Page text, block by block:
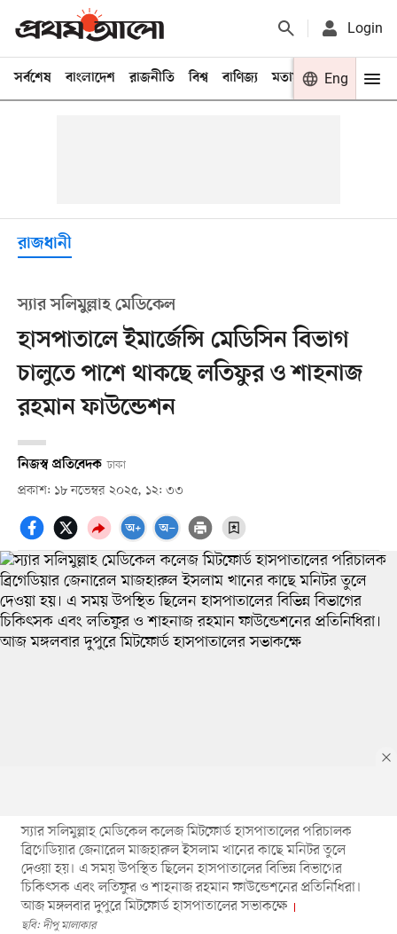
Login
সর্বশেষ বাংলাদেশ রাজনীতি বিশ্ব বাণিজ্য মতামত খেলা
Eng
রাজধানী
স্যার সলিমুল্লাহ মেডিকেল
হাসপাতালে ইমার্জেন্সি মেডিসিন বিভাগ
চালুতে পাশে থাকছে লতিফুর ও শাহনাজ
রহমান ফাউন্ডেশন
নিজস্ব প্রতিবেদক ঢাকা
প্রকাশ: ১৮ নভেম্বর ২০২৫, ১২: ৩৩
স্যার সলিমুল্লাহ মেডিকেল কলেজ মিটফোর্ড হাসপাতালের পরিচালক
ব্রিগেডিয়ার জেনারেল মাজহারুল ইসলাম খানের কাছে মনিটর তুলে
দেওয়া হয়। এ সময় উপস্থিত ছিলেন হাসপাতালের বিভিন্ন বিভাগের
চিকিৎসক এবং লতিফুর ও শাহনাজ রহমান ফাউন্ডেশনের প্রতিনিধিরা।
আজ মঙ্গলবার দুপুরে মিটফোর্ড হাসপাতালের সভাকক্ষে
ছবি: দীপু মালাকার